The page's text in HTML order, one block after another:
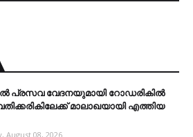
പ്രസവ വേദനയുമായി റോഡരികില്‍
മാലാഖയായി എത്തിയ
August 08, 2026